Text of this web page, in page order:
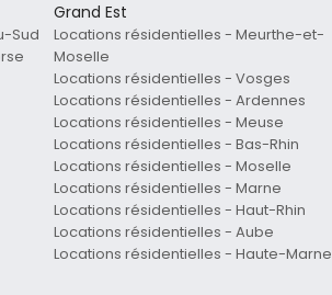
Sud
Grand Est
Locations résidentielles - Meurthe-et-
Moselle
Locations résidentielles - Vosges
Locations résidentielles - Ardennes
Locations résidentielles - Meuse
Locations résidentielles - Bas-Rhin
Locations résidentielles - Moselle
Locations résidentielles - Marne
Locations résidentielles - Haut-Rhin
Locations résidentielles - Aube
Locations résidentielles - Haute-Marne